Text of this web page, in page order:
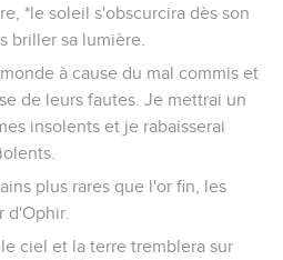
*le soleil s'obscurcira dès son
briller sa lumière.
à cause du mal commis et
de leurs fautes. Je mettrai un
insolents et je rabaisserai
plus rares que l'or fin, les
d'Ophir.
ciel et la terre tremblera sur